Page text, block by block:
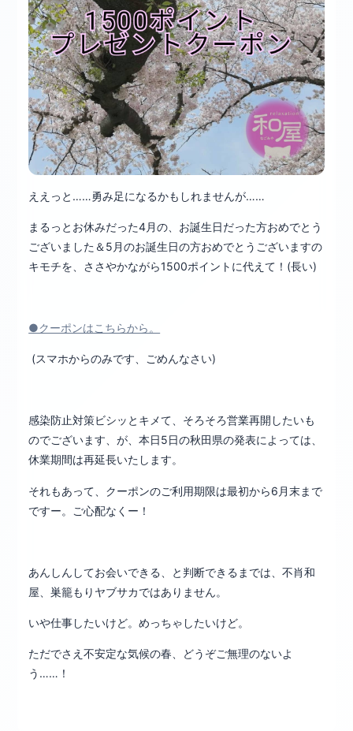
ええっと……勇み足になるかもしれませんが……
まるっとお休みだった4月の、お誕生日だった方おめでとう
ございました＆5月のお誕生日の方おめでとうございますの
キモチを、ささやかながら1500ポイントに代えて！(長い)
●クーポンはこちらから。
(スマホからのみです、ごめんなさい)
感染防止対策ビシッとキメて、そろそろ営業再開したいも
のでございます、が、本日5日の秋田県の発表によっては、
休業期間は再延長いたします。
それもあって、クーポンのご利用期限は最初から6月末まで
ですー。ご心配なくー！
あんしんしてお会いできる、と判断できるまでは、不肖和
屋、巣籠もりヤブサカではありません。
いや仕事したいけど。めっちゃしたいけど。
ただでさえ不安定な気候の春、どうぞご無理のないよ
う……！